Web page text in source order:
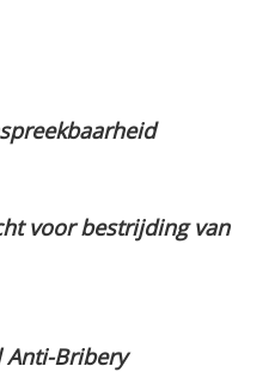
voor bestrijding van
Anti-Bribery